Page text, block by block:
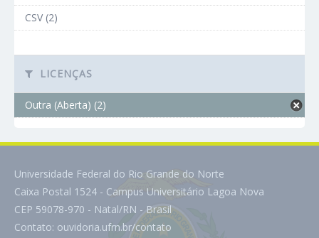
CSV (2)
LICENÇAS
Outra (Aberta) (2)
Universidade Federal do Rio Grande do Norte
Caixa Postal 1524 - Campus Universitário Lagoa Nova
CEP 59078-970 - Natal/RN - Brasil
Contato: ouvidoria.ufrn.br/contato